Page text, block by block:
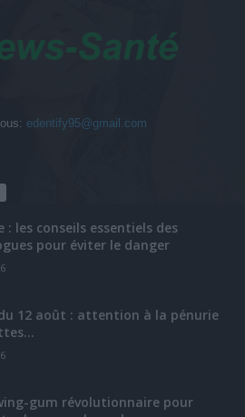
edentify95@gmail.com
: les conseils essentiels des
pour éviter le danger
12 août : attention à la pénurie
gum révolutionnaire pour